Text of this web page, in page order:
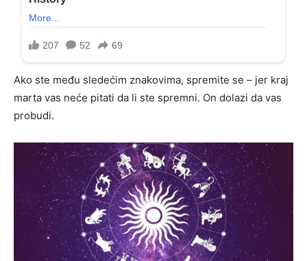
Ako ste među sledećim znakovima, spremite se – jer kraj
marta vas neće pitati da li ste spremni. On dolazi da vas
probudi.